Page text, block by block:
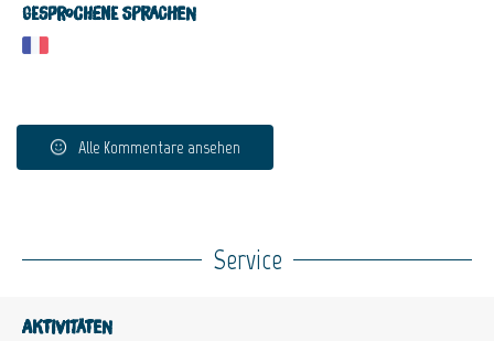
Gesprochene Sprachen
Alle Kommentare ansehen
Service
Aktivitäten